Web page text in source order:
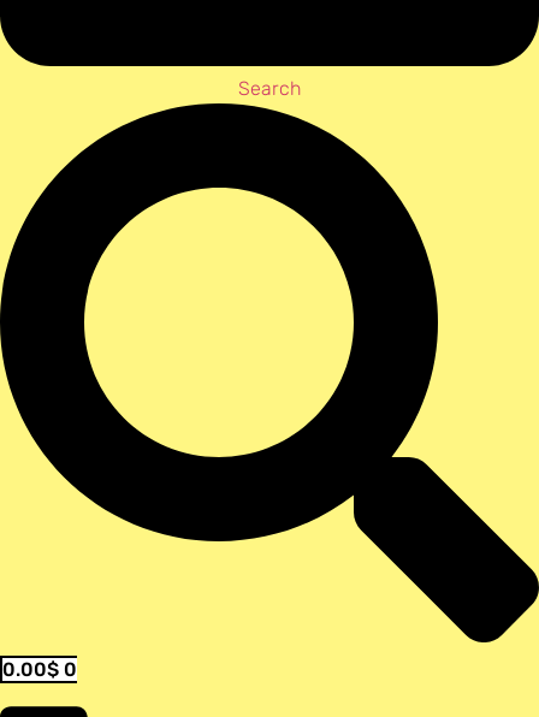
Search
0.00$ 0